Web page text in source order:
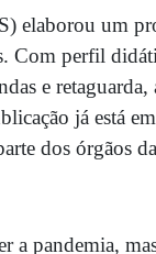
elaborou um
Com perfil
e
já está
dos órgãos
a pandemia,